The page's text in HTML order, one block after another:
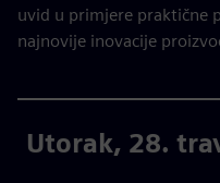
uvid u primjere praktične
najnovije inovacije
Utorak, 28.